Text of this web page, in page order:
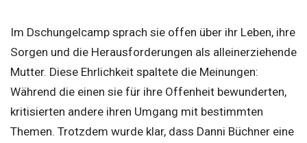
Im Dschungelcamp sprach sie offen über ihr Leben, ihre
Sorgen und die Herausforderungen als alleinerziehende
Mutter. Diese Ehrlichkeit spaltete die Meinungen:
Während die einen sie für ihre Offenheit bewunderten,
kritisierten andere ihren Umgang mit bestimmten
Themen. Trotzdem wurde klar, dass Danni Büchner eine